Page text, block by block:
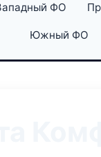
ФО
Южный ФО